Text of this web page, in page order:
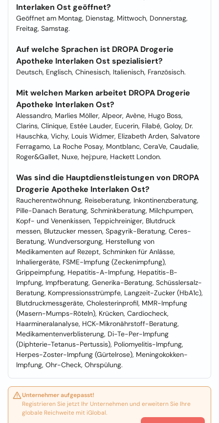
Interlaken Ost geöffnet?
Geöffnet am Montag, Dienstag, Mittwoch, Donnerstag,
Freitag, Samstag.
Auf welche Sprachen ist DROPA Drogerie
Apotheke Interlaken Ost spezialisiert?
Deutsch, Englisch, Chinesisch, Italienisch, Französisch.
Mit welchen Marken arbeitet DROPA Drogerie
Apotheke Interlaken Ost?
Alessandro, Marlies Möller, Alpeor, Avène, Hugo Boss,
Clarins, Clinique, Estée Lauder, Eucerin, Filabé, Goloy, Dr.
Hauschka, Vichy, Louis Widmer, Elizabeth Arden, Salvatore
Ferragamo, La Roche Posay, Montblanc, CeraVe, Caudalie,
Roger&Gallet, Nuxe, hej:pure, Hackett London.
Was sind die Hauptdienstleistungen von DROPA
Drogerie Apotheke Interlaken Ost?
Raucherentwöhnung, Reiseberatung, Inkontinenzberatung,
Pille-Danach Beratung, Schminkberatung, Milchpumpen,
Kopf- und Venenkissen, Teppichreiniger, Blutdruck
messen, Blutzucker messen, Spagyrik-Beratung, Ceres-
Beratung, Wundversorgung, Herstellung von
Medikamenten auf Rezept, Schminken für Anlässe,
Inhaliergeräte, FSME-Impfung (Zeckenimpfung),
Grippeimpfung, Hepatitis-A-Impfung, Hepatitis-B-
Impfung, Impfberatung, Generika-Beratung, Schüsslersalz-
Beratung, Kompressionsstrümpfe, Langzeit-Zucker (HbA1c),
Blutdruckmessgeräte, Cholesterinprofil, MMR-Impfung
(Masern-Mumps-Röteln), Krücken, Cardiocheck,
Haarmineralanalyse, HCK-Mikronährstoff-Beratung,
Medikamentenverblisterung, Di-Te-Per-Impfung
(Diphterie-Tetanus-Pertussis), Poliomyelitis-Impfung,
Herpes-Zoster-Impfung (Gürtelrose), Meningokokken-
Impfung, Ohr-Check, Ohrspülung.
Unternehmer aufgepasst!
Registrieren Sie jetzt Ihr Unternehmen und erweitern Sie Ihre
globale Reichweite mit iGlobal.